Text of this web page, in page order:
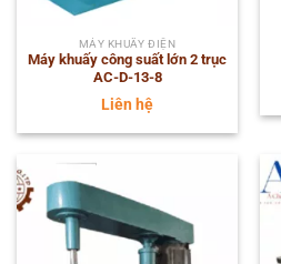
MÁY KHUẤY ĐIỆN
Máy khuấy công suất lớn 2 trục
AC-D-13-8
Liên hệ